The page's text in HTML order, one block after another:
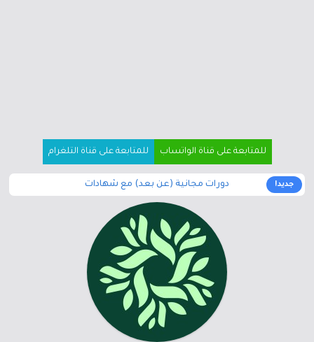
للمتابعة على قناة الواتساب للمتابعة على قناة التلغرام
جديد! دورات مجانية (عن بعد) مع شهادات